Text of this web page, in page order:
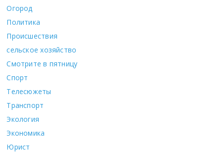
Огород
Политика
Происшествия
сельское хозяйство
Смотрите в пятницу
Спорт
Телесюжеты
Транспорт
Экология
Экономика
Юрист